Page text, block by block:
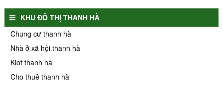
KHU ĐÔ THỊ THANH HÀ
Chung cư thanh hà
Nhà ở xã hội thanh hà
Kiot thanh hà
Cho thuê thanh hà